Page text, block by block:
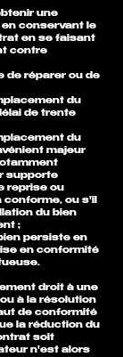
une
conservant le
en se faisant
contre
de réparer ou de
du
de trente
du
majeur
supporte
reprise ou
ou s'il
du bien
;
persiste en
en conformité
droit à une
à la résolution
de conformité
la réduction du
soit
n'est alors